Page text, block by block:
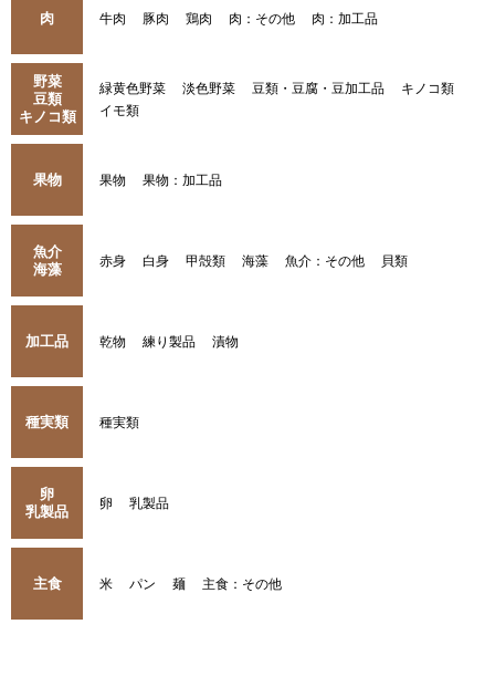
肉 牛肉 豚肉 鶏肉 肉：その他 肉：加工品
野菜
豆類
キノコ類
緑黄色野菜 淡色野菜 豆類・豆腐・豆加工品
キノコ類
イモ類
果物 果物 果物：加工品
魚介
海藻
赤身 白身 甲殻類 海藻 魚介：その他 貝類
加工品 乾物 練り製品 漬物
種実類 種実類
卵
乳製品
卵 乳製品
主食 米 パン 麺 主食：その他